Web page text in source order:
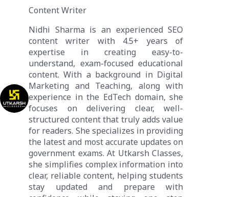
Content Writer
Nidhi Sharma is an experienced SEO
content writer with 4.5+ years of
expertise in creating easy-to-
understand, exam-focused educational
content. With a background in Digital
Marketing and Teaching, along with
experience in the EdTech domain, she
focuses on delivering clear, well-
structured content that truly adds value
for readers. She specializes in providing
the latest and most accurate updates on
government exams. At Utkarsh Classes,
she simplifies complex information into
clear, reliable content, helping students
stay updated and prepare with